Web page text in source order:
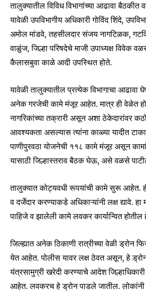
Join our community
तालुक्यातील विविध विभागांच्या आढावा
यावेळी उपविभागीय अधिकारी गोविंद शिंदे,
अमोल मांडवे, तहसीलदार संजय नागटिळक,
वाळुंज, जिल्हा परिषदेचे माजी उपाध्यक्ष विवेक
कैलासबुवा काळे आदी उपस्थित होते.
यावेळी तालुक्यातील प्रत्येक विभागाचा आढावा
अनेक गरजेची कामे मंजूर आहेत. मात्र ही वेळेत
नागरिकांच्या तक्रारी असून अशा ठेकेदारांवर
आवश्यकता असल्यास त्यांना काळ्या यादीत
पाणीपुरवठा योजनेची ११८ कामे मंजूर असून
यासाठी जिल्हास्तराव बैठक घेऊ, असे वळसे
तालुक्यात कोट्यवधी रूपयांची कामे सुरू आहेत.
व दर्जेदार करण्याकडे अधिकाऱ्यांनी लक्ष द्यावे.
पाहिजे व झालेली कामे लवकर कार्यान्वित
जिल्ह्यात अनेक ठिकाणी रात्रीच्या वेळी ड्रोन
येत आहेत. पोलीस यावर लक्ष ठेवत असून, हे
यंत्रसामुग्री खरेदी करण्याचे आदेश
आहेत. लवकरच हे ड्रोन पाडले जातील.